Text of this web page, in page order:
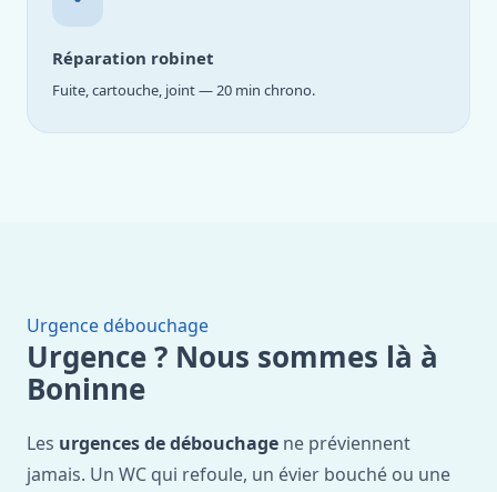
Réparation robinet
Fuite, cartouche, joint — 20 min chrono.
Urgence débouchage
Urgence ? Nous sommes là à
Boninne
Les urgences de débouchage ne préviennent
jamais. Un WC qui refoule, un évier bouché ou une